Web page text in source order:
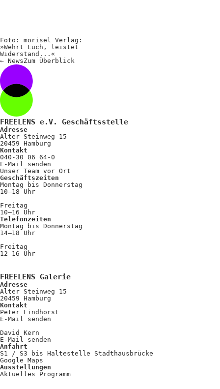
Foto: morisel Verlag:
»Wehrt Euch, leistet
Widerstand...«
← NewsZum Überblick
FREELENS e.V. Geschäftsstelle
Adresse
Alter Steinweg 15
20459 Hamburg
Kontakt
040-30 06 64-0
E-Mail senden
Unser Team vor Ort
Geschäftszeiten
Montag bis Donnerstag
10–18 Uhr
Freitag
10–16 Uhr
Telefonzeiten
Montag bis Donnerstag
14–18 Uhr
Freitag
12–16 Uhr
FREELENS Galerie
Adresse
Alter Steinweg 15
20459 Hamburg
Kontakt
Peter Lindhorst
E-Mail senden
David Kern
E-Mail senden
Anfahrt
S1 / S3 bis Haltestelle Stadthausbrücke
Google Maps
Ausstellungen
Aktuelles Programm